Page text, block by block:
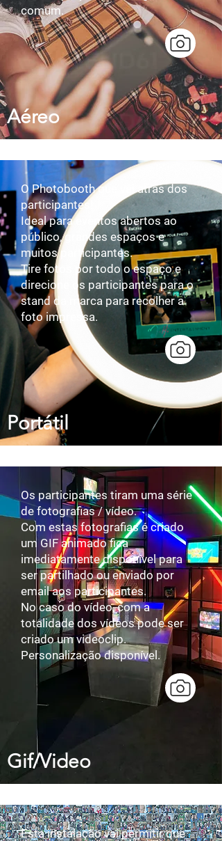
comum.
Aéreo
O Photobooth que vai atrás dos
participantes!​​
Ideal para eventos abertos ao
público, grandes espaços e
muitos participantes.
Tire fotos por todo o espaço e
direcione os participantes para o
stand da marca para recolher a
foto impressa.
Portátil
Os participantes tiram uma série
de fotografias / vídeo.
​Com estas fotografias é criado
um GIF animado fica
imediatamente disponível para
ser partilhado ou enviado por
email aos participantes.
​No caso do vídeo, com a
totalidade dos vídeos pode ser
criado um videoclip.
Personalização disponível.
Gif/Video
Esta instalação vai permitir que